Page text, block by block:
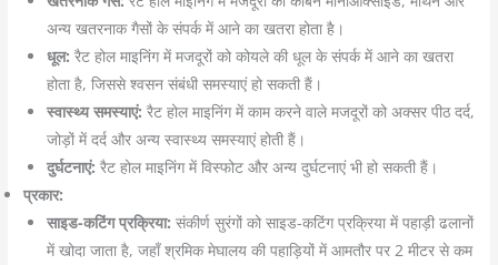
अन्य खतरनाक गैसों के संपर्क में आने का खतरा होता है।
धूल: रैट होल माइनिंग में मजदूरों को कोयले की धूल के संपर्क में आने का खतरा
होता है, जिससे श्वसन संबंधी समस्याएं हो सकती हैं।
स्वास्थ्य समस्याएं: रैट होल माइनिंग में काम करने वाले मजदूरों को अक्सर पीठ दर्द,
जोड़ों में दर्द और अन्य स्वास्थ्य समस्याएं होती हैं।
दुर्घटनाएं: रैट होल माइनिंग में विस्फोट और अन्य दुर्घटनाएं भी हो सकती हैं।
प्रकार:
साइड-कटिंग प्रक्रिया: संकीर्ण सुरंगों को साइड-कटिंग प्रक्रिया में पहाड़ी ढलानों
में खोदा जाता है, जहाँ श्रमिक मेघालय की पहाड़ियों में आमतौर पर 2 मीटर से कम